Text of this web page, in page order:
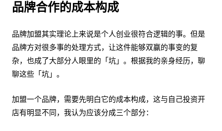
品牌合作的成本构成
品牌加盟其实理论上来说是个人创业很符合逻辑的事。但是
品牌方对很多事的处理方式，让这件能够双赢的事变的复
杂，也成了大部分人眼里的「坑」。根据我的亲身经历，聊
聊这些「坑」。
加盟一个品牌，需要先明白它的成本构成，这与自己投资开
店有明显不同，我认为应该分成三个部分：